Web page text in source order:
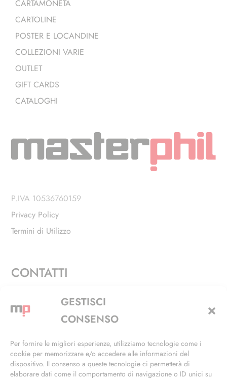
GESTISCI
CONSENSO
Per fornire le migliori esperienze, utilizziamo tecnologie come i
cookie per memorizzare e/o accedere alle informazioni del
dispositivo. Il consenso a queste tecnologie ci permetterà di
elaborare dati come il comportamento di navigazione o ID unici su
CARTAMONETA
CARTOLINE
POSTER E LOCANDINE
COLLEZIONI VARIE
OUTLET
GIFT CARDS
CATALOGHI
P.IVA 10536760159
Privacy Policy
Termini di Utilizzo
CONTATTI
Via Alfieri, 27 - Trezzano Sul Naviglio (MI)
+39 02 4846 3155
info@masterphil.it